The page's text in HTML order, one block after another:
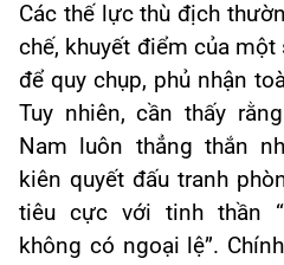
Các thế lực thù địch
chế, khuyết điểm của
để quy chụp, phủ nhận
Tuy nhiên, cần thấy
Nam luôn thẳng thắn
kiên quyết đấu tranh
tiêu cực với tinh thần
không có ngoại lệ”.